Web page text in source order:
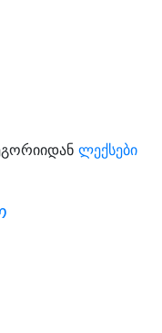
ლექსები